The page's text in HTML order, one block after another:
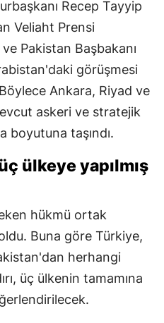
Recep Tayyip
Veliaht Prensi
Pakistan Başbakanı
görüşmesi
Ankara, Riyad ve
askeri ve stratejik
boyutuna taşındı.
ülkeye yapılmış
hükmü ortak
Buna göre Türkiye,
herhangi
üç ülkenin tamamına